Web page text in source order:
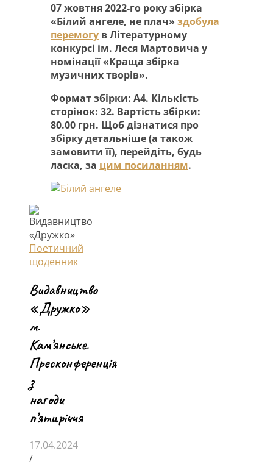
07 жовтня 2022-го року збірка
«Білий ангеле, не плач» здобула
перемогу в Літературному
конкурсі ім. Леся Мартовича у
номінації «Краща збірка
музичних творів».
Формат збірки: А4. Кількість
сторінок: 32. Вартість збірки:
80.00 грн. Щоб дізнатися про
збірку детальніше (а також
замовити її), перейдіть, будь
ласка, за цим посиланням.
Поетичний
щоденник
Видавництво
«Дружко»
м.
Кам’янське.
Пресконференція
з
нагоди
п’ятиріччя
17.04.2024
/